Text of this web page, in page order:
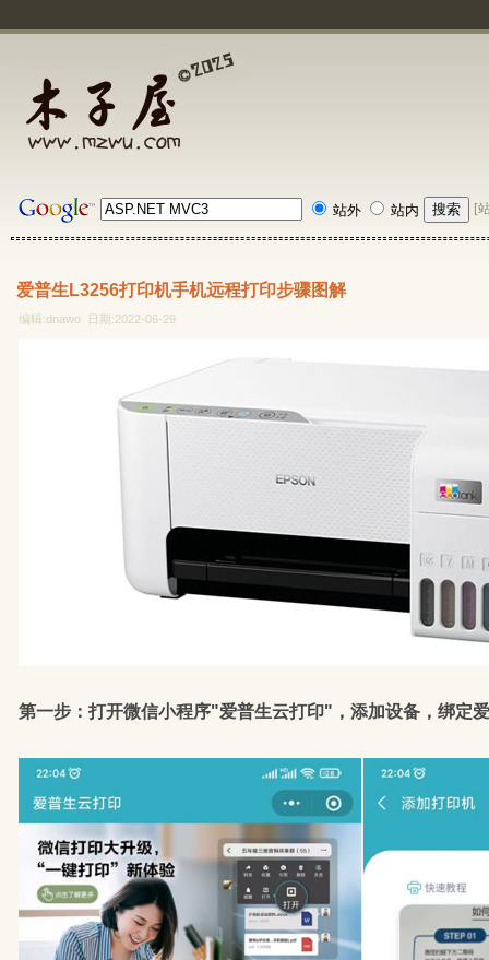
站外 站内 [
爱普生L3256打印机手机远程打印步骤图解
编辑:dnawo 日期:2022-06-29
第一步：打开微信小程序"爱普生云打印"，添加设备，绑定